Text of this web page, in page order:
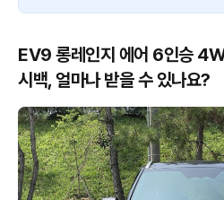
EV9 롱레인지 에어 6인승
시백, 얼마나 받을 수 있나요?